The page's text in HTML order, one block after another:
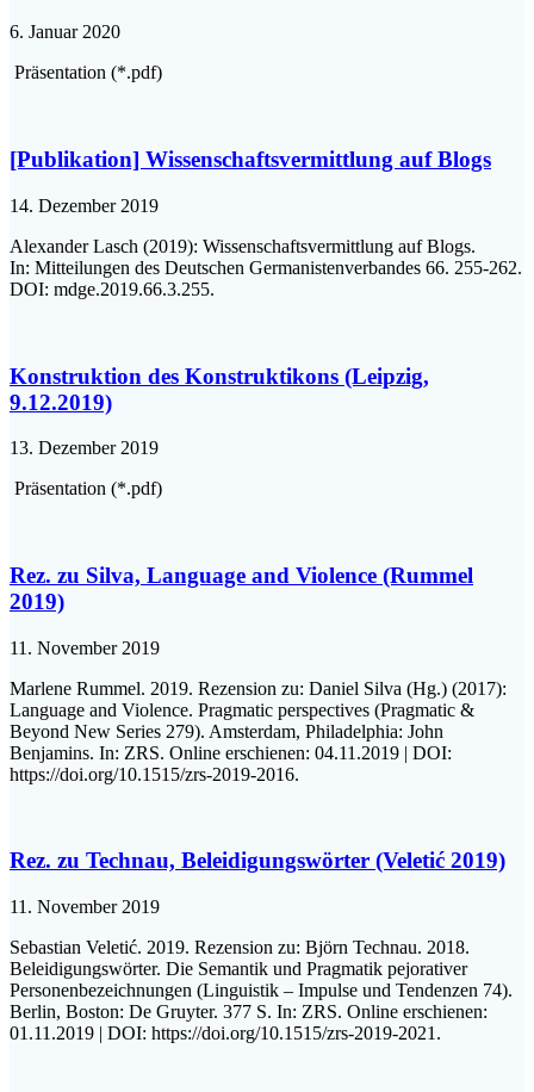
6. Januar 2020
Präsentation (*.pdf)
[Publikation] Wissenschaftsvermittlung auf Blogs
14. Dezember 2019
Alexander Lasch (2019): Wissenschaftsvermittlung auf Blogs.
In: Mitteilungen des Deutschen Germanistenverbandes 66. 255-262.
DOI: mdge.2019.66.3.255.
Konstruktion des Konstruktikons (Leipzig,
9.12.2019)
13. Dezember 2019
Präsentation (*.pdf)
Rez. zu Silva, Language and Violence (Rummel
2019)
11. November 2019
Marlene Rummel. 2019. Rezension zu: Daniel Silva (Hg.) (2017):
Language and Violence. Pragmatic perspectives (Pragmatic &
Beyond New Series 279). Amsterdam, Philadelphia: John
Benjamins. In: ZRS. Online erschienen: 04.11.2019 | DOI:
https://doi.org/10.1515/zrs-2019-2016.
Rez. zu Technau, Beleidigungswörter (Veletić 2019)
11. November 2019
Sebastian Veletić. 2019. Rezension zu: Björn Technau. 2018.
Beleidigungswörter. Die Semantik und Pragmatik pejorativer
Personenbezeichnungen (Linguistik – Impulse und Tendenzen 74).
Berlin, Boston: De Gruyter. 377 S. In: ZRS. Online erschienen:
01.11.2019 | DOI: https://doi.org/10.1515/zrs-2019-2021.